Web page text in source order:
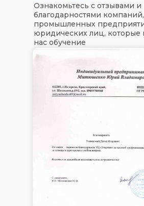
Ознакомьтесь с отзывами и
благодарностями компаний,
промышленных
юридических лиц, которые
нас обучение